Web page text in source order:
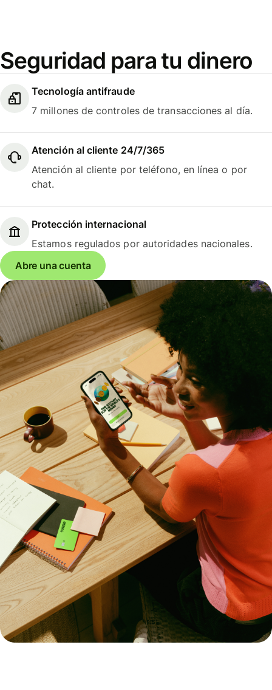
Seguridad para tu dinero
Tecnología antifraude
7 millones de controles de transacciones al día.
Atención al cliente 24/7/365
Atención al cliente por teléfono, en línea o por
chat.
Protección internacional
Estamos regulados por autoridades nacionales.
Abre una cuenta